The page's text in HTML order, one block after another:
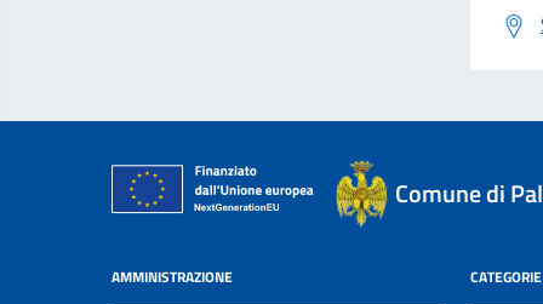
Comune di
AMMINISTRAZIONE